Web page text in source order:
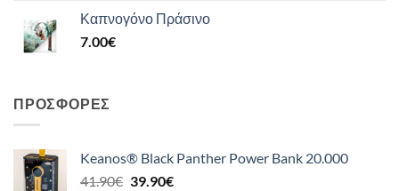
Καπνογόνο Πράσινο
7.00€
ΠΡΟΣΦΟΡΈΣ
Keanos® Black Panther Power Bank 20.000
41.90€ Original
39.90€Η